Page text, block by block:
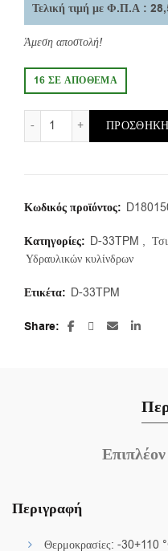
Τελική τιμή με Φ.Π.Α :
Άμεση αποστολή!
16 ΣΕ ΑΠΌΘΕΜΑ
D-33TPM/g/
Κωδικός προϊόντος:
Κατηγορίες: D-33TPM ,
Υδραυλικών κυλίνδρων
Ετικέτα: D-33TPM
Share
Περιγραφή
Θερμοκρασίες: -30+110